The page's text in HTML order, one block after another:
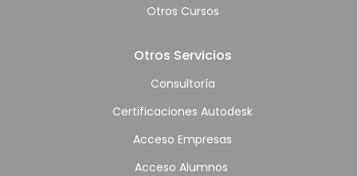
Otros Cursos
Otros Servicios
Consultoría
Certificaciones Autodesk
Acceso Empresas
Acceso Alumnos